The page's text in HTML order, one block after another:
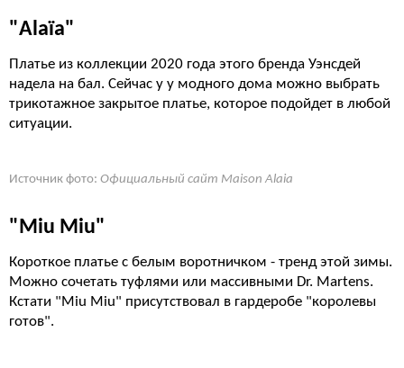
"Alaïa"
Платье из коллекции 2020 года этого бренда Уэнсдей
надела на бал. Сейчас у у модного дома можно выбрать
трикотажное закрытое платье, которое подойдет в любой
ситуации.
Источник фото: Официальный сайт Maison Alaia
"Miu Miu"
Короткое платье с белым воротничком - тренд этой зимы.
Можно сочетать туфлями или массивными Dr. Martens.
Кстати "Miu Miu" присутствовал в гардеробе "королевы
готов".